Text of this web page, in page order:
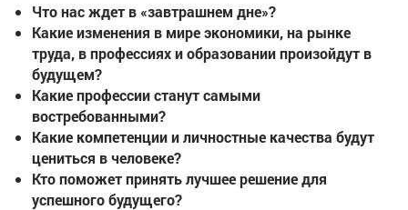
Что нас ждет в «завтрашнем дне»?
Какие изменения в мире экономики, на рынке
труда, в профессиях и образовании произойдут в
будущем?
Какие профессии станут самыми
востребованными?
Какие компетенции и личностные качества будут
цениться в человеке?
Кто поможет принять лучшее решение для
успешного будущего?